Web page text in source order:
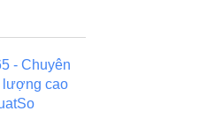
- Chuyên
lượng cao